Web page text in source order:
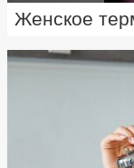
Женское